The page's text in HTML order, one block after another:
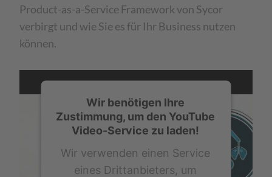
Product-as-a-Service Framework von Sycor
verbirgt und wie Sie es für Ihr Business nutzen
können.
Wir benötigen Ihre
Zustimmung, um den YouTube
Video-Service zu laden!
Wir verwenden einen Service
eines Drittanbieters, um